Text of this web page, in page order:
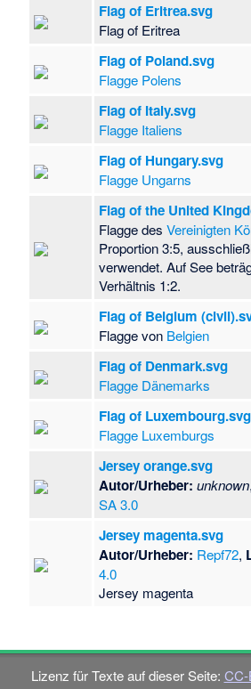
Flag of Eritrea.svg
Flag of Eritrea
Flag of Poland.svg
Flagge Polens
Flag of Italy.svg
Flagge Italiens
Flag of Hungary.svg
Flagge Ungarns
Flag of the United
Flagge desVereinigten
Proportion 3:5,
verwendet. Auf See
Verhältnis 1:2.
Flag of Belgium
Flagge von Belgien
Flag of Denmark.svg
Flagge Dänemarks
Flag of Luxembourg.svg
Flagge Luxemburgs
Jersey orange.svg
Autor/Urheber: unknown,
SA 3.0
Jersey magenta.svg
Autor/Urheber: Repf72,
4.0
Jersey magenta
Lizenz für Texte auf dieser Seite: CC-